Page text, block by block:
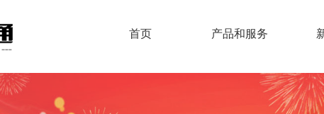
首页 产品和服务